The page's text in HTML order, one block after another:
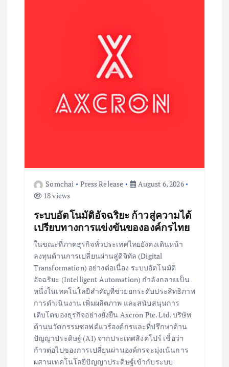
Somchai Press Release
August 6, 2026
18 views
ระบบอัตโนมัติอัจฉริยะ ก้าวสู่ความได้
เปรียบทางการแข่งขันขององค์กรไทย
ในขณะที่ภาคธุรกิจทั่วประเทศไทยยังคงเดินหน้า
ลงทุนด้านการเปลี่ยนผ่านสู่ดิจิทัล (Digital
Transformation) อย่างต่อเนื่อง ระบบอัตโนมัติ
อัจฉริยะ (Intelligent Automation) กำลังกลายเป็น
หนึ่งในเทคโนโลยีสำคัญที่ช่วยยกระดับประสิทธิภาพ
การดำเนินงาน เพิ่มผลิตภาพ และสนับสนุนการ
เติบโตของธุรกิจอย่างยั่งยืน Axcron Pte. Ltd. บริษัท
ด้านนวัตกรรมซอฟต์แวร์องค์กรและที่ปรึกษาด้าน
ปัญญาประดิษฐ์ (AI) จากประเทศสิงคโปร์ เชื่อว่า
ก้าวต่อไปของการเปลี่ยนผ่านองค์กรจะมุ่งเน้นการ
ผสานเทคโนโลยีปัญญาประดิษฐ์เข้ากับระบบ